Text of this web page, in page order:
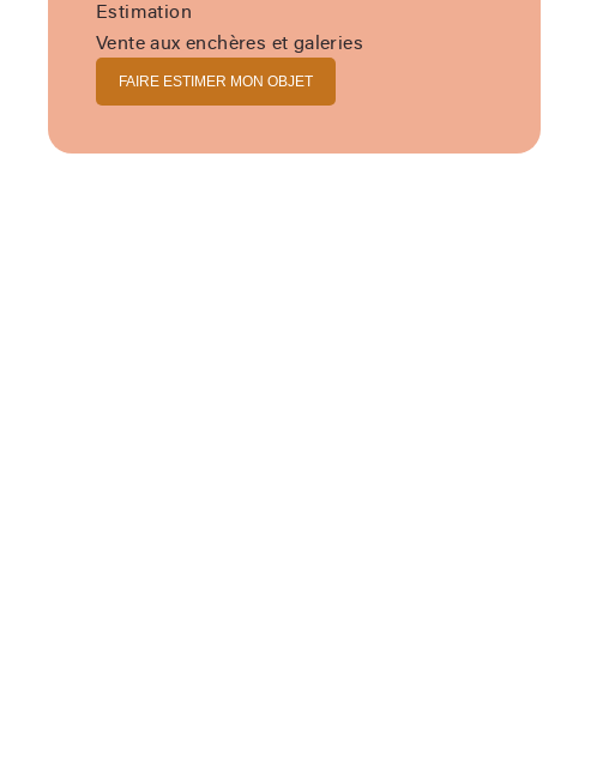
Estimation
Vente aux enchères et galeries
FAIRE ESTIMER MON OBJET